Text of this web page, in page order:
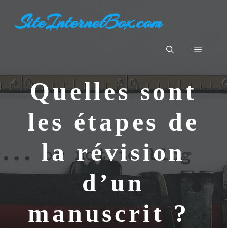
contenuSiteInternetBox.com
Menu
Quelles sont
les étapes de
la révision
d’un
manuscrit ?